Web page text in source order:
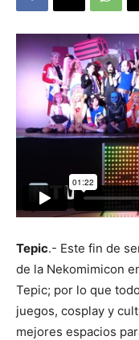
Tepic.- Este fin de
de la Nekomimicon
Tepic; por lo que
juegos, cosplay y
mejores espacios